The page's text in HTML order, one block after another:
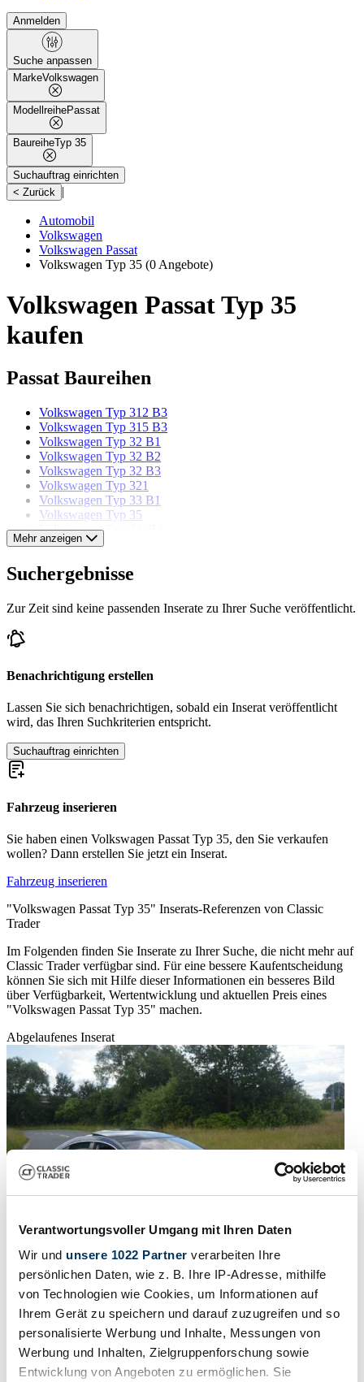
Verantwortungsvoller Umgang mit Ihren Daten
Wir und unsere 1022 Partner verarbeiten Ihre
persönlichen Daten, wie z. B. Ihre IP-Adresse, mithilfe
von Technologien wie Cookies, um Informationen auf
Ihrem Gerät zu speichern und darauf zuzugreifen und so
personalisierte Werbung und Inhalte, Messungen von
Werbung und Inhalten, Zielgruppenforschung sowie
Entwicklung von Angeboten zu ermöglichen. Sie
Anmelden
Suche anpassen
MarkeVolkswagen
ModellreihePassat
BaureiheTyp 35
Suchauftrag einrichten
< Zurück |
Automobil
Volkswagen
Volkswagen Passat
Volkswagen Typ 35 (0 Angebote)
Volkswagen Passat Typ 35
kaufen
Passat Baureihen
Volkswagen Typ 312 B3
Volkswagen Typ 315 B3
Volkswagen Typ 32 B1
Volkswagen Typ 32 B2
Volkswagen Typ 32 B3
Volkswagen Typ 321
Volkswagen Typ 33 B1
Volkswagen Typ 35
Volkswagen Typ 3A B4
Volkswagen Typ 3B B5
Volkswagen Typ 3C B6
Volkswagen Typ 3C B7
Volkswagen Typ 431 B3
Volkswagen Typ 432 B3
Volkswagen Modelle
Volkswagen Beetle
Volkswagen Buggy
Volkswagen Corrado
Volkswagen Golf
Volkswagen Karmann Ghia
Volkswagen Käfer
Volkswagen Phaeton
Volkswagen Polo
Volkswagen Transporter
Volkswagen Typ 3
Mehr anzeigen
Suchergebnisse
Zur Zeit sind keine passenden Inserate zu Ihrer Suche veröffentlicht.
Benachrichtigung erstellen
Lassen Sie sich benachrichtigen, sobald ein Inserat veröffentlicht
wird, das Ihren Suchkriterien entspricht.
Suchauftrag einrichten
Fahrzeug inserieren
Sie haben einen Volkswagen Passat Typ 35, den Sie verkaufen
wollen? Dann erstellen Sie jetzt ein Inserat.
Fahrzeug inserieren
"Volkswagen Passat Typ 35" Inserats-Referenzen von Classic
Trader
Im Folgenden finden Sie Inserate zu Ihrer Suche, die nicht mehr auf
Classic Trader verfügbar sind. Für eine bessere Kaufentscheidung
können Sie sich mit Hilfe dieser Informationen ein besseres Bild
über Verfügbarkeit, Wertentwicklung und aktuellen Preis eines
"Volkswagen Passat Typ 35" machen.
Abgelaufenes Inserat
2008 | Volkswagen Passat CC 3.6 V6
Volkswagen - Passat CC 3.6 V6 4M - 2008
Preis auf Anfrage vor 2 Jahren